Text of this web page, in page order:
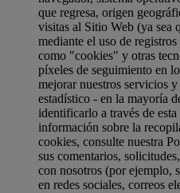
que regresa, origen
visitas al Sitio Web (ya sea
mediante el uso de
como "cookies" y otras
píxeles de seguimiento en
mejorar nuestros servicios
estadístico - en la mayoría
identificarlo a través de
información sobre la
cookies, consulte nuestra
sus comentarios,
con nosotros (por ejemplo,
en redes sociales, correos